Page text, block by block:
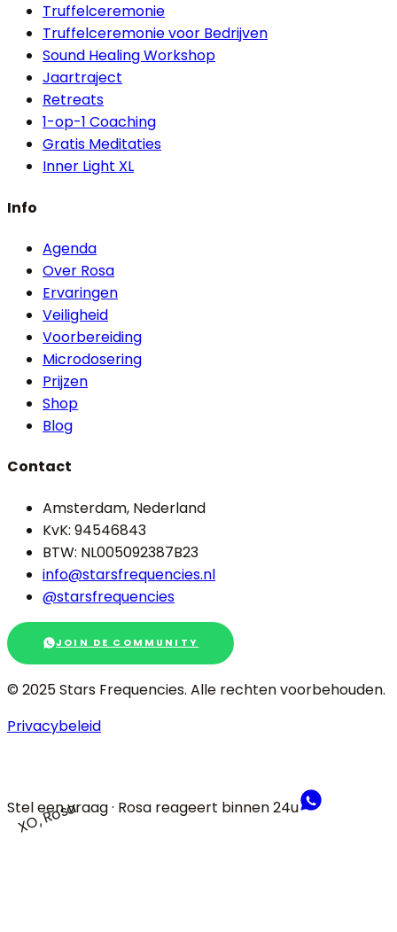
Truffelceremonie
Truffelceremonie voor Bedrijven
Sound Healing Workshop
Jaartraject
Retreats
1-op-1 Coaching
Gratis Meditaties
Inner Light XL
Info
Agenda
Over Rosa
Ervaringen
Veiligheid
Voorbereiding
Microdosering
Prijzen
Shop
Blog
Contact
Amsterdam, Nederland
KvK: 94546843
BTW: NL005092387B23
info@starsfrequencies.nl
@starsfrequencies
JOIN DE COMMUNITY
© 2025 Stars Frequencies. Alle rechten voorbehouden.
Privacybeleid
XO, Rosa
Stel een vraag · Rosa reageert binnen 24u